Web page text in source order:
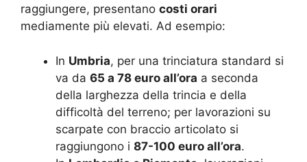
raggiungere, presentano costi orari
mediamente più elevati. Ad esempio:
In Umbria, per una trinciatura standard si
va da 65 a 78 euro all’ora a seconda
della larghezza della trincia e della
difficoltà del terreno; per lavorazioni su
scarpate con braccio articolato si
raggiungono i 87-100 euro all’ora.